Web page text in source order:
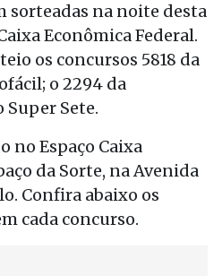
sorteadas na noite desta
Econômica Federal.
os concursos 5818 da
o 2294 da
Super Sete.
no Espaço Caixa
da Sorte, na Avenida
Confira abaixo os
cada concurso.